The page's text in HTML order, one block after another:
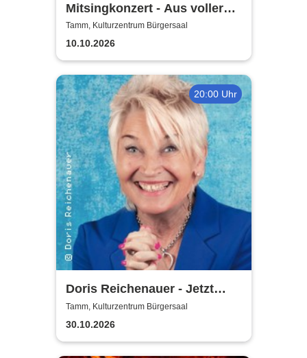
Mitsingkonzert - Aus voller
Kehle für die Seele - Singen
für Alle
Tamm, Kulturzentrum Bürgersaal
10.10.2026
20:00 Uhr
Doris Reichenauer - Jetzt
hat's gschnackelt
Tamm, Kulturzentrum Bürgersaal
30.10.2026